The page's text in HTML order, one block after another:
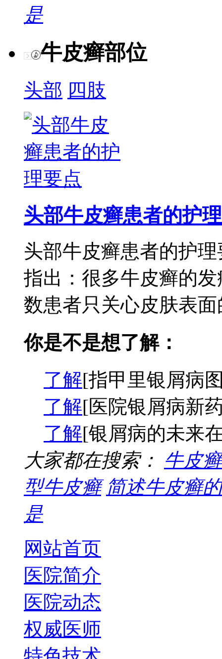
是
牛皮癣部位
头部 四肢
头部牛皮癣患者的护理
头部牛皮癣患者的护
指出：很多牛皮癣的
数患者只关心皮肤表
你是不是想了解：
了解[指甲里银屑病
了解[医院银屑病新
了解[银屑病的未来
大家都在搜索： 牛皮
型牛皮癣 简述牛皮癣
是
网站首页
医院简介
医院动态
权威医师